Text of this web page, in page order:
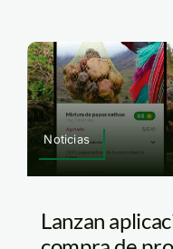
Noticias
Lanzan